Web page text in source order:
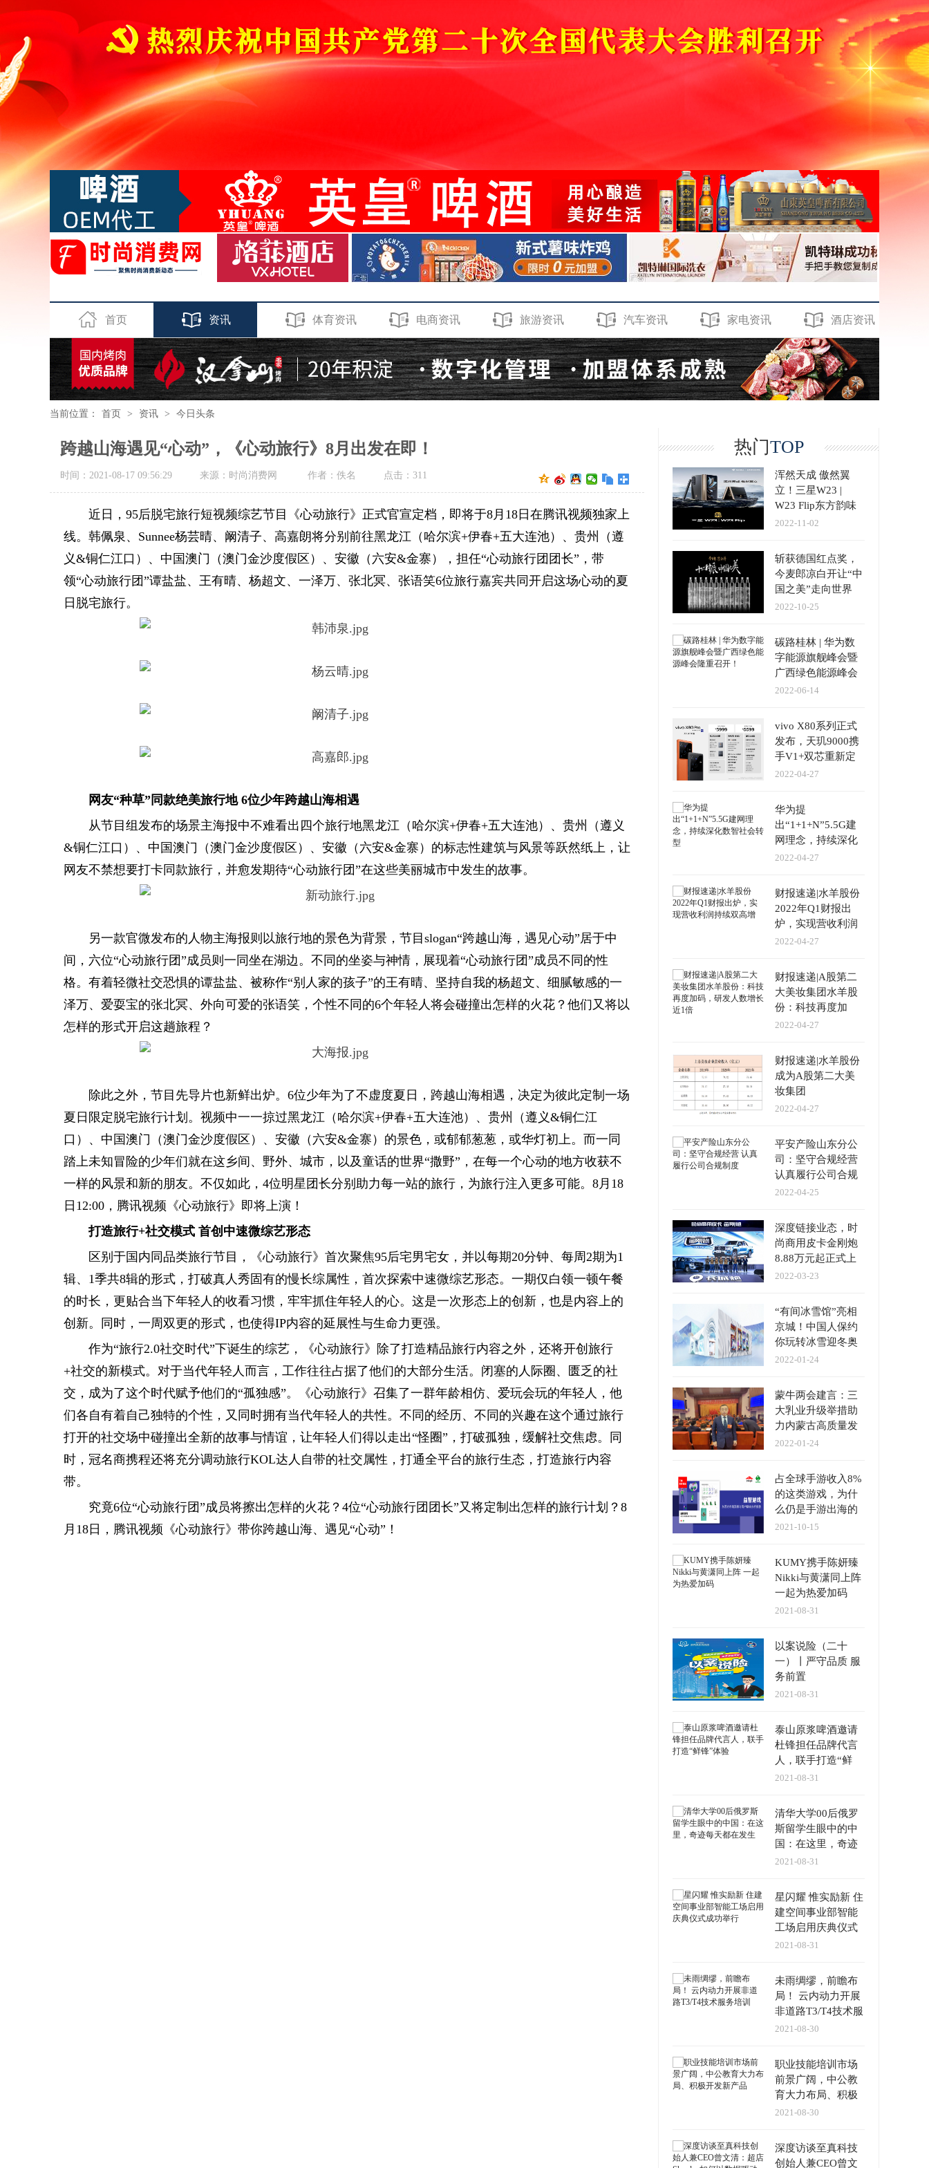
首页 资讯 体育资讯 电商资讯 旅游资讯 汽车资讯 家电资讯 酒店资讯
当前位置： 首页 > 资讯 > 今日头条
跨越山海遇见“心动”，《心动旅行》8月出发在即！
时间：2021-08-17 09:56:29 来源：时尚消费网 作者：佚名 点击： 311
近日，95后脱宅旅行短视频综艺节目《心动旅行》正式官宣定档，即将于8月18日在腾讯视频独家上
线。韩佩泉、Sunnee杨芸晴、阚清子、高嘉朗将分别前往黑龙江（哈尔滨+伊春+五大连池）、贵州（遵
义&铜仁江口）、中国澳门（澳门金沙度假区）、安徽（六安&金寨），担任“心动旅行团团长”，带
领“心动旅行团”谭盐盐、王有晴、杨超文、一泽万、张北冥、张语笑6位旅行嘉宾共同开启这场心动的夏
日脱宅旅行。
网友“种草”同款绝美旅行地 6位少年跨越山海相遇
从节目组发布的场景主海报中不难看出四个旅行地黑龙江（哈尔滨+伊春+五大连池）、贵州（遵义
&铜仁江口）、中国澳门（澳门金沙度假区）、安徽（六安&金寨）的标志性建筑与风景等跃然纸上，让
网友不禁想要打卡同款旅行，并愈发期待“心动旅行团”在这些美丽城市中发生的故事。
另一款官微发布的人物主海报则以旅行地的景色为背景，节目slogan“跨越山海，遇见心动”居于中
间，六位“心动旅行团”成员则一同坐在湖边。不同的坐姿与神情，展现着“心动旅行团”成员不同的性
格。有着轻微社交恐惧的谭盐盐、被称作“别人家的孩子”的王有晴、坚持自我的杨超文、细腻敏感的一
泽万、爱耍宝的张北冥、外向可爱的张语笑，个性不同的6个年轻人将会碰撞出怎样的火花？他们又将以
怎样的形式开启这趟旅程？
除此之外，节目先导片也新鲜出炉。6位少年为了不虚度夏日，跨越山海相遇，决定为彼此定制一场
夏日限定脱宅旅行计划。视频中一一掠过黑龙江（哈尔滨+伊春+五大连池）、贵州（遵义&铜仁江
口）、中国澳门（澳门金沙度假区）、安徽（六安&金寨）的景色，或郁郁葱葱，或华灯初上。而一同
踏上未知冒险的少年们就在这乡间、野外、城市，以及童话的世界“撒野”，在每一个心动的地方收获不
一样的风景和新的朋友。不仅如此，4位明星团长分别助力每一站的旅行，为旅行注入更多可能。8月18
日12:00，腾讯视频《心动旅行》即将上演！
打造旅行+社交模式 首创中速微综艺形态
区别于国内同品类旅行节目，《心动旅行》首次聚焦95后宅男宅女，并以每期20分钟、每周2期为1
辑、1季共8辑的形式，打破真人秀固有的慢长综属性，首次探索中速微综艺形态。一期仅白领一顿午餐
的时长，更贴合当下年轻人的收看习惯，牢牢抓住年轻人的心。这是一次形态上的创新，也是内容上的
创新。同时，一周双更的形式，也使得IP内容的延展性与生命力更强。
作为“旅行2.0社交时代”下诞生的综艺，《心动旅行》除了打造精品旅行内容之外，还将开创旅行
+社交的新模式。对于当代年轻人而言，工作往往占据了他们的大部分生活。闭塞的人际圈、匮乏的社
交，成为了这个时代赋予他们的“孤独感”。《心动旅行》召集了一群年龄相仿、爱玩会玩的年轻人，他
们各自有着自己独特的个性，又同时拥有当代年轻人的共性。不同的经历、不同的兴趣在这个通过旅行
打开的社交场中碰撞出全新的故事与情谊，让年轻人们得以走出“怪圈”，打破孤独，缓解社交焦虑。同
时，冠名商携程还将充分调动旅行KOL达人自带的社交属性，打通全平台的旅行生态，打造旅行内容
带。
究竟6位“心动旅行团”成员将擦出怎样的火花？4位“心动旅行团团长”又将定制出怎样的旅行计划？8
月18日，腾讯视频《心动旅行》带你跨越山海、遇见“心动”！
热门TOP
浑然天成 傲然翼
立！三星W23 |
W23 Flip东方韵味
圈粉万千网友，全
2022-11-02
斩获德国红点奖，
今麦郎凉白开让“中
国之美”走向世界
2022-10-25
碳路桂林 | 华为数
字能源旗舰峰会暨
广西绿色能源峰会
隆重召开！
2022-06-14
vivo X80系列正式
发布，天玑9000携
手V1+双芯重新定
义影像旗舰
2022-04-27
华为提
出“1+1+N”5.5G建
网理念，持续深化
数智社会转型
2022-04-27
财报速递|水羊股份
2022年Q1财报出
炉，实现营收利润
持续双高增
2022-04-27
财报速递|A股第二
大美妆集团水羊股
份：科技再度加
码，研发人数增长
2022-04-27
财报速递|水羊股份
成为A股第二大美
妆集团
2022-04-27
平安产险山东分公
司：坚守合规经营
认真履行公司合规
制度
2022-04-25
深度链接业态，时
尚商用皮卡金刚炮
8.88万元起正式上
市
2022-03-23
“有间冰雪馆”亮相
京城！中国人保约
你玩转冰雪迎冬奥
2022-01-24
蒙牛两会建言：三
大乳业升级举措助
力内蒙古高质量发
展
2022-01-24
占全球手游收入8%
的这类游戏，为什
么仍是手游出海的
好赛道？
2021-10-15
KUMY携手陈妍臻
Nikki与黄潇同上阵
一起为热爱加码
2021-08-31
以案说险（二十
一）丨严守品质 服
务前置
2021-08-31
泰山原浆啤酒邀请
杜锋担任品牌代言
人，联手打造“鲜
锋”体验
2021-08-31
清华大学00后俄罗
斯留学生眼中的中
国：在这里，奇迹
每天都在发生
2021-08-31
星闪耀 惟实励新 住
建空间事业部智能
工场启用庆典仪式
成功举行
2021-08-31
未雨绸缪，前瞻布
局！ 云内动力开展
非道路T3/T4技术服
务培训
2021-08-30
职业技能培训市场
前景广阔，中公教
育大力布局、积极
开发新产品
2021-08-30
深度访谈至真科技
创始人兼CEO曾文